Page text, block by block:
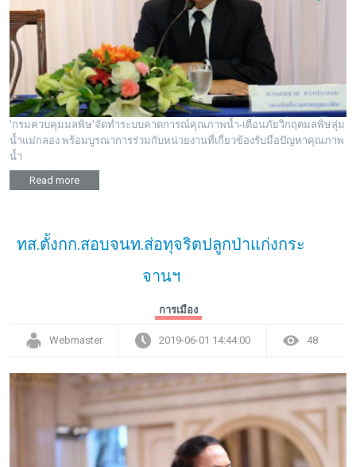
'กรมควบคุมมลพิษ'จัดทำระบบคาดการณ์คุณภาพน้ำ-เตือนภัยวิกฤตมลพิษลุ่ม
น้ำแม่กลอง พร้อมบูรณาการร่วมกับหน่วยงานที่เกี่ยวข้องรับมือปัญหาคุณภาพ
น้ำ
Read more
ทส.ตั้งกก.สอบจนท.ส่อทุจริตปลูกป่าแก่งกระ
จานฯ
การเมือง
Webmaster 2019-06-01 14:44:00 48